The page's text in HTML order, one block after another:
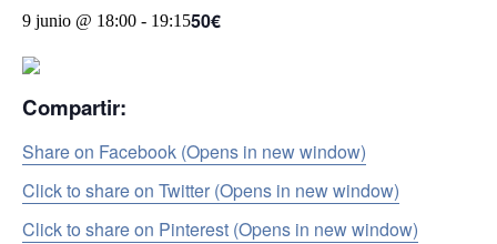
9 junio @ 18:00 - 19:1550€
Compartir:
Share on Facebook (Opens in new window)
Click to share on Twitter (Opens in new window)
Click to share on Pinterest (Opens in new window)